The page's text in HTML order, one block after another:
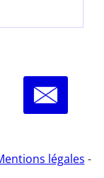
légales -